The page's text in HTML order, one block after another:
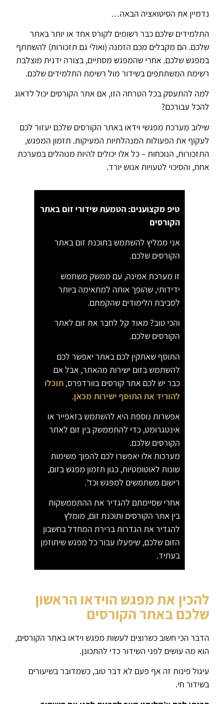
נדמיין את הסיטואציה הבאה…
התלמידים שלכם כבר רשומים לקורס אחד או יותר באתר
שלכם. הם מקבלים מכם הזמנה (ואולי גם תזכורות) להשתתף
במפגש שלכם. אחרי שהמפגש מסתיים, בצורה ידנית מוצלבת
רשימת המשתתפים בשידור מול רשימת התלמידים שלכם.
למה להתעסק בכל הטרחה הזו, אם אתר הקורסים יכול לדאוג
להכל עבורכם?
שילוב מערכת מפגשי וידאו באתר הקורסים שלכם יעזור לכם
לעקוף את הפעולות המנהלתיות המעיקות. תזמון המפגש,
התזכורות, הנוכחות – כל אלו יכולים להיות מנוהלים במערכת
אחת, והסיכוי לטעויות אנוש יורד.
טיפ מקצוענים: הטמעת שידורי זום באתר
הקורסים
אני ממליץ להשתמש בתוכנת זום באתר
הקורסים שלכם.
זו מערכת אמינה, עם ממשק משתמש
ידידותי, שהופך אותה למתאימה ביותר
לסביבת הלימודים שהקמתם.
והכי טוב? מאוד קל לחבר את זום לאתר
הקורסים שלכם.
התוסף שאתקין לכם באתר יאפשר לכם
להשתמש בזום ישירות מהאתר, אבל אם
כבר יש לכם אתר קורסים בוורדפרס, תוכלו
להוריד את התוסף ישירות מכאן.
אפשרות נוספת היא להשתמש בזאפייר או
אינטגרומט, כדי להתממשק בין זום לאתר
הקורסים שלכם.
מערכות אלו יאפשרו לכם להפוך משימות
שונות לאוטומטיות, כגון תזמון מפגש בזום,
רישום משתמשים למפגש וכד’.
אחרי שסיימתם להגדיר את ההתממשקות
בין אתר הקורסים ותוכנת זום, מומלץ
להגדיר את הגדרות ברירת המחדל בחשבון
הזום שלכם, שיפעלו עבור כל מפגש שיתוזמן
בעתיד.
להכין את מפגש הוידאו הראשון
שלכם באתר הקורסים
הדבר הכי חשוב כשרוצים לעשות מפגש וידאו באתר הקורסים,
הוא מה עושים לפני השידור כדי להתכונן.
עיגול פינות זה אף פעם לא דבר טוב, כשמדובר בשיעורים
בשידור חי.